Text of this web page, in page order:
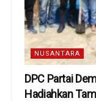
NUSANTARA
DPC Partai
Hadiahkan